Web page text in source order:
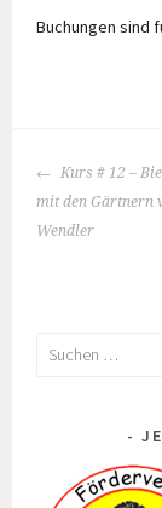
Buchungen sind
Kurs # 12 –
mit den Gärtnern
Wendler
Suchen